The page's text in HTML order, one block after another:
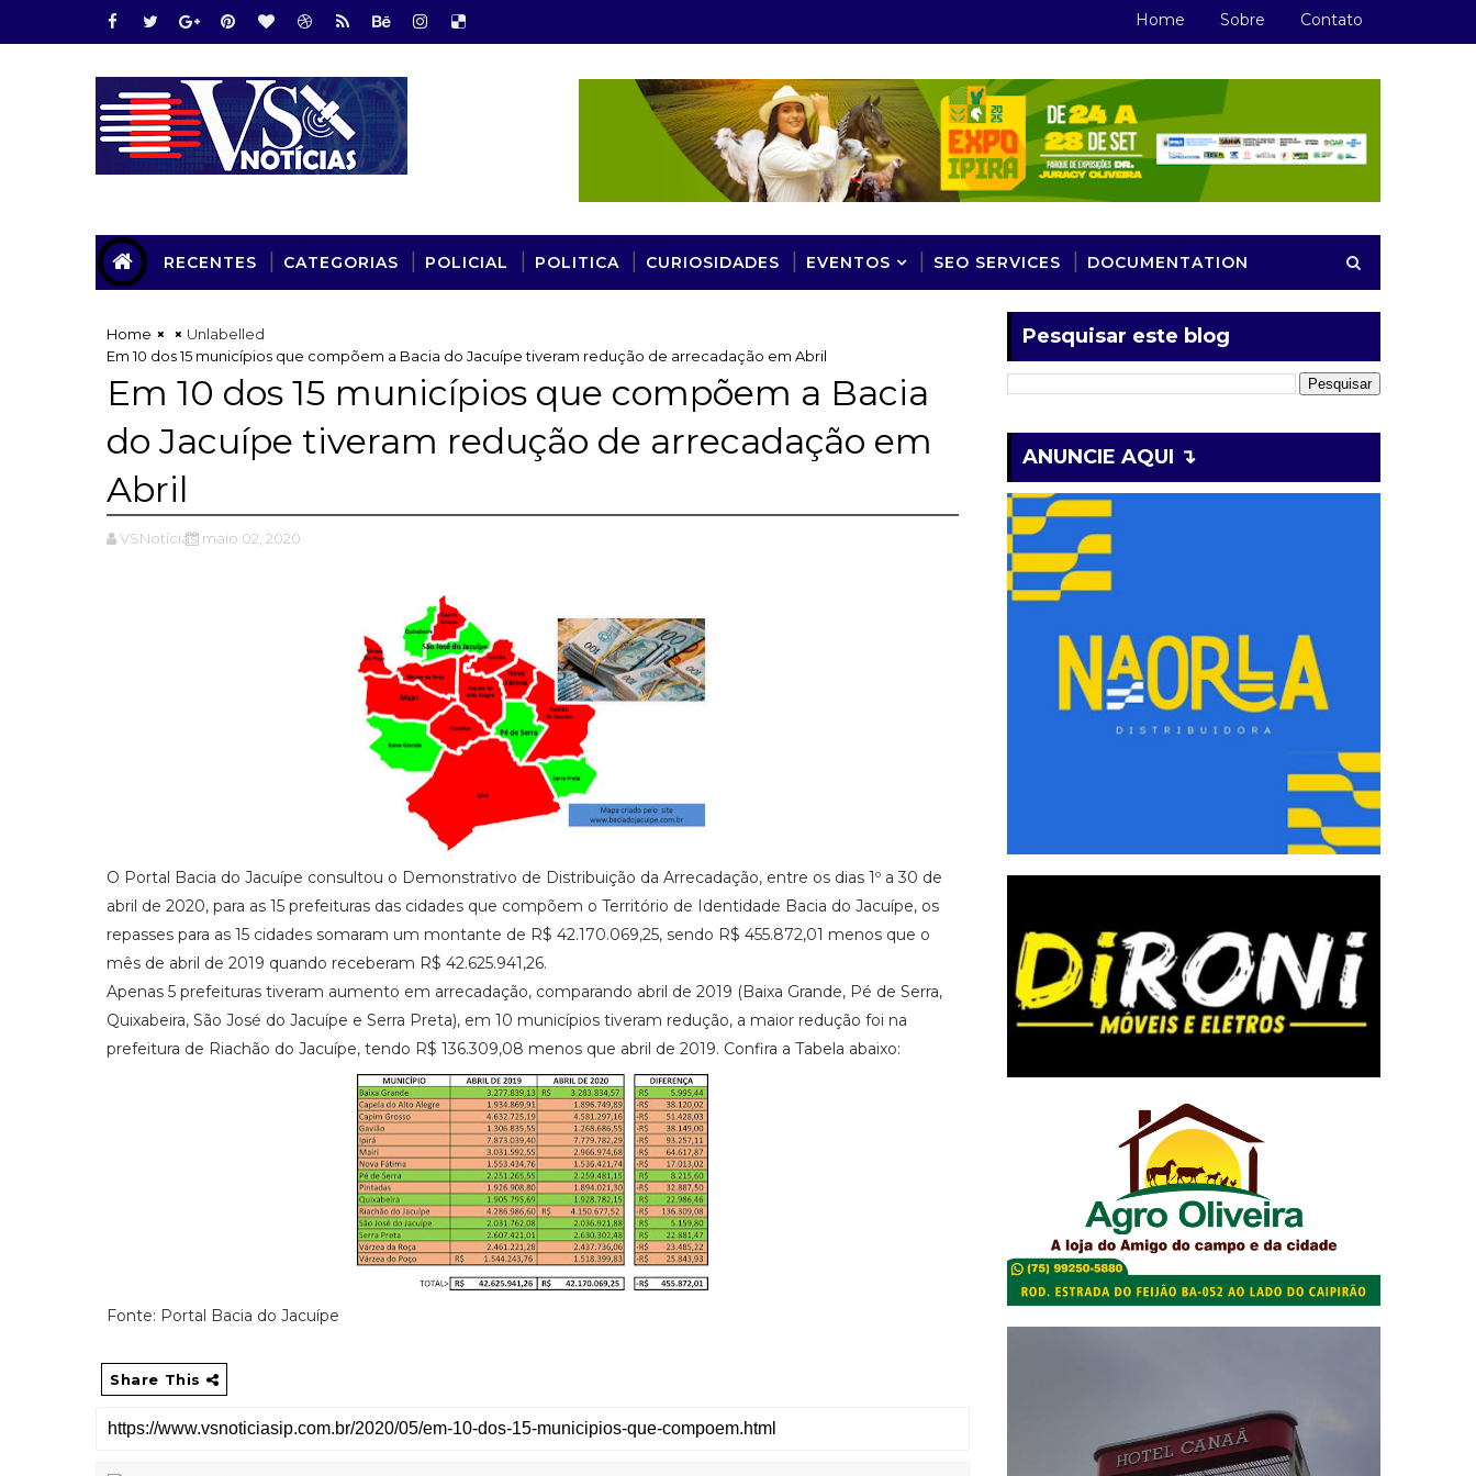
Home Sobre Contato
RECENTES CATEGORIAS POLICIAL POLITICA CURIOSIDADES EVENTOS SEO SERVICES DOCUMENTATION
Home
Unlabelled
Em 10 dos 15 municípios que compõem a Bacia do Jacuípe tiveram redução de arrecadação em Abril
Em 10 dos 15 municípios que compõem a Bacia
do Jacuípe tiveram redução de arrecadação em
Abril
VSNotícias maio 02, 2020
O Portal Bacia do Jacuípe consultou o Demonstrativo de Distribuição da Arrecadação, entre os dias 1º a 30 de
abril de 2020, para as 15 prefeituras das cidades que compõem o Território de Identidade Bacia do Jacuípe, os
repasses para as 15 cidades somaram um montante de R$ 42.170.069,25, sendo R$ 455.872,01 menos que o
mês de abril de 2019 quando receberam R$ 42.625.941,26.
Apenas 5 prefeituras tiveram aumento em arrecadação, comparando abril de 2019 (Baixa Grande, Pé de Serra,
Quixabeira, São José do Jacuípe e Serra Preta), em 10 municípios tiveram redução, a maior redução foi na
prefeitura de Riachão do Jacuípe, tendo R$ 136.309,08 menos que abril de 2019. Confira a Tabela abaixo:
Fonte: Portal Bacia do Jacuípe
Share This
Pesquisar este blog
ANUNCIE AQUI ↴